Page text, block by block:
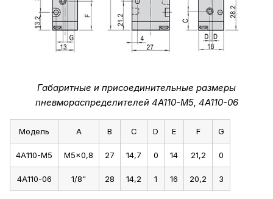
Габаритные и присоединительные размеры
пневмораспределителей 4A110-M5, 4A110-06
Модель A B C D E F G
4A110-M5 M5x0,8 27 14,7 0 14 21,2 0
4A110-06 1/8" 28 14,2 1 16 20,2 3